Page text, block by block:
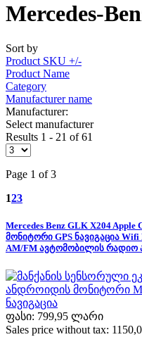
Mercedes-
Sort by
Product SKU +/-
Product Name
Category
Manufacturer name
Manufacturer:
Select manufacturer
Results 1 - 21 of 61
Page 1 of 3
123
Mercedes Benz GLK X204 Apple
მონიტორი GPS ნავიგაცია
AM/FM ავტომობილის რადიო
ფასი: 799,95 ლარი
Sales price without tax: